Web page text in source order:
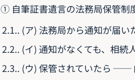
① 自筆証書遺言の法務局保管
2.1. (ア) 法務局から通知が届い
2.2. (イ) 通知がなくても、相続
2.3. (ウ) 保管されていたら ──